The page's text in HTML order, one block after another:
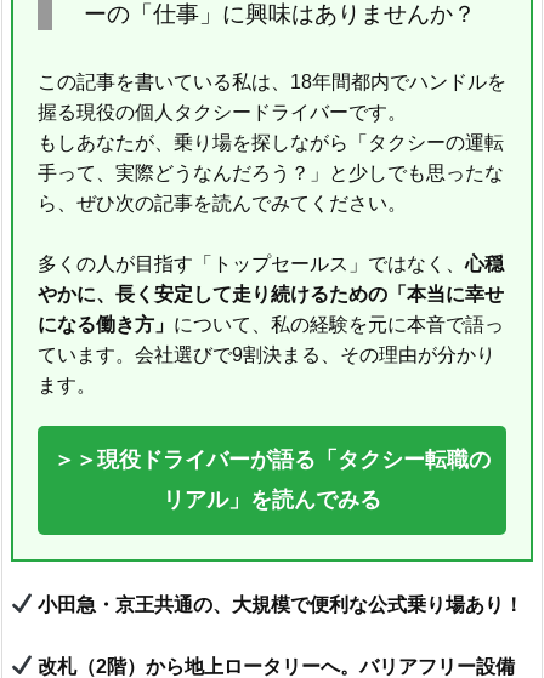
ーの「仕事」に興味はありませんか？
この記事を書いている私は、18年間都内でハンドルを
握る現役の個人タクシードライバーです。
もしあなたが、乗り場を探しながら「タクシーの運転
手って、実際どうなんだろう？」と少しでも思ったな
ら、ぜひ次の記事を読んでみてください。
多くの人が目指す「トップセールス」ではなく、心穏
やかに、長く安定して走り続けるための「本当に幸せ
になる働き方」 について、私の経験を元に本音で語っ
ています。会社選びで9割決まる、その理由が分かり
ます。
＞＞現役ドライバーが語る「タクシー転職の
リアル」を読んでみる
小田急・京王共通の、大規模で便利な公式乗り場あり！
改札（2階）から地上ロータリーへ。バリアフリー設備